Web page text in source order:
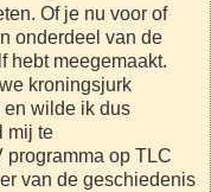
Of je nu voor of
onderdeel van de
hebt meegemaakt.
kroningsjurk
wilde ik dus
mij te
programma op TLC
van de geschiedenis